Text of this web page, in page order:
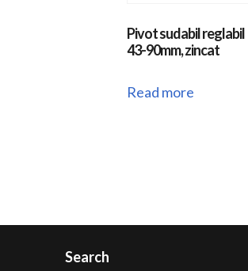
Pivot sudabil reglabil
43-90mm, zincat
Read more
Search